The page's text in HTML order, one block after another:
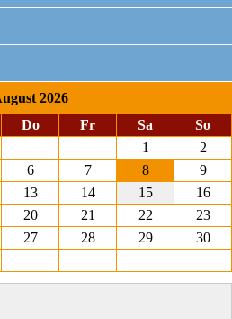
2026
Donnerstag
Freitag Sa So
1
2
6 7 8
9
13 14 15
16
20 21 22
23
27 28 29
30